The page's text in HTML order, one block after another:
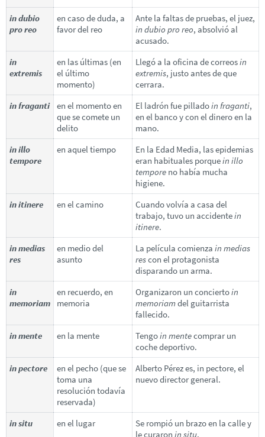
in dubio
pro reo
en caso de duda, a
favor del reo
Ante la faltas de pruebas, el juez,
in dubio pro reo, absolvió al
acusado.
in
extremis
en las últimas (en
el último
momento)
Llegó a la oficina de correosin
extremis, justo antes de que
cerrara.
in fraganti
en el momento en
que se comete un
delito
El ladrón fue pilladoin fraganti,
en el banco y con el dinero en la
mano.
in illo
tempore
en aquel tiempo
En la Edad Media, las epidemias
eran habituales porquein illo
tempore no había mucha
higiene.
in itinere
en el camino
Cuando volvía a casa del
trabajo, tuvo un accidentein
itinere.
in medias
res
en medio del
asunto
La película comienza in medias
rescon el protagonista
disparando un arma.
in
memoriam
en recuerdo, en
memoria
Organizaron un conciertoin
memoriamdel guitarrista
fallecido.
in mente
en la mente Tengoin mentecomprar un
coche deportivo.
in pectore
en el pecho (que se
toma una
resolución todavía
reservada)
Alberto Pérez es, in pectore, el
nuevo director general.
in situ en el lugar
Se rompió un brazo en la calle y
le curaron in situ.